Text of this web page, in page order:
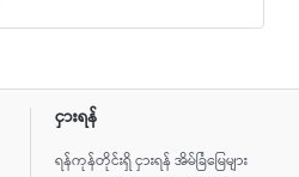
ငှားရန်
ရန်ကုန်တိုင်းရှိ ငှားရန် အိမ်ခြံမြေများ